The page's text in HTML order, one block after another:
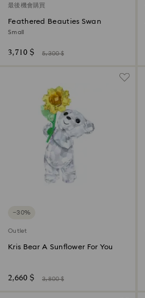
最後機會購買
Feathered Beauties Swan
Small
3,710 $ 5,300 $
−30%
Outlet
Kris Bear A Sunflower For You
2,660 $ 3,800 $